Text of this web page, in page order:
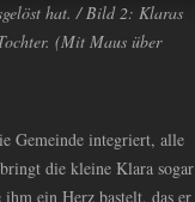
hat. / Bild 2: Klaras
(Mit Maus über
Gemeinde integriert, alle
die kleine Klara sogar
ihm ein Herz bastelt, das er